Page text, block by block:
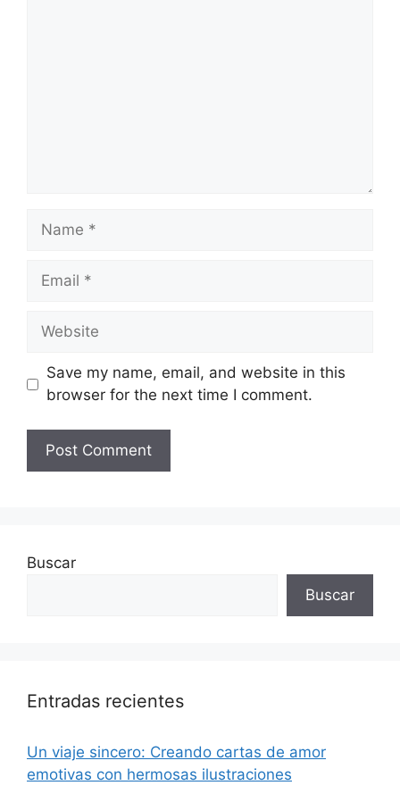
Name
Email
Website
Save my name, email, and website in this
browser for the next time I comment.
Buscar
Buscar
Entradas recientes
Un viaje sincero: Creando cartas de amor
emotivas con hermosas ilustraciones